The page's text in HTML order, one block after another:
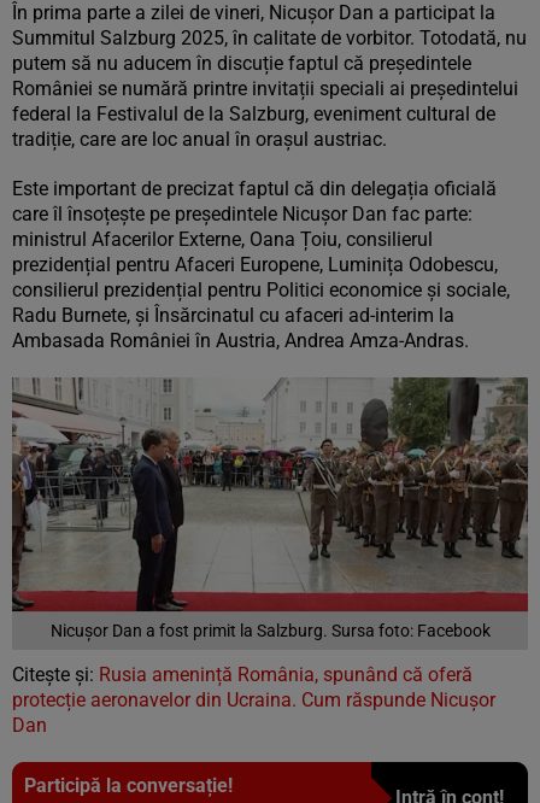
În prima parte a zilei de vineri, Nicușor Dan a participat la
Summitul Salzburg 2025, în calitate de vorbitor. Totodată, nu
putem să nu aducem în discuție faptul că președintele
României se numără printre invitații speciali ai președintelui
federal la Festivalul de la Salzburg, eveniment cultural de
tradiție, care are loc anual în orașul austriac.
Este important de precizat faptul că din delegația oficială
care îl însoțește pe președintele Nicușor Dan fac parte:
ministrul Afacerilor Externe, Oana Țoiu, consilierul
prezidențial pentru Afaceri Europene, Luminița Odobescu,
consilierul prezidențial pentru Politici economice și sociale,
Radu Burnete, și Însărcinatul cu afaceri ad-interim la
Ambasada României în Austria, Andrea Amza-Andras.
Nicușor Dan a fost primit la Salzburg. Sursa foto: Facebook
Citește și: Rusia amenință România, spunând că oferă
protecție aeronavelor din Ucraina. Cum răspunde Nicușor
Dan
Participă la conversație!
Intră în cont!